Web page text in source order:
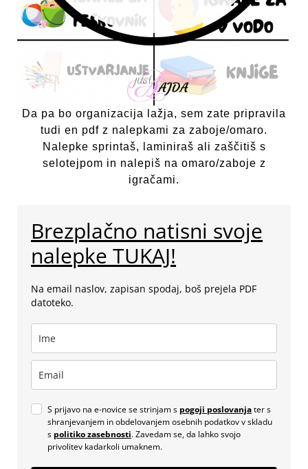
Da pa bo organizacija lažja, sem zate pripravila
tudi en pdf z nalepkami za zaboje/omaro.
Nalepke sprintaš, laminiraš ali zaščitiš s
selotejpom in nalepiš na omaro/zaboje z
igračami.
Brezplačno natisni svoje
nalepke TUKAJ!
Na email naslov, zapisan spodaj, boš prejela PDF
datoteko.
S prijavo na e-novice se strinjam s pogoji poslovanjater s
shranjevanjem in obdelovanjem osebnih podatkov v skladu
s politiko zasebnosti. Zavedam se, da lahko svojo
privolitev kadarkoli umaknem.